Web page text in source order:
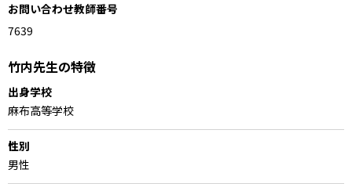
お問い合わせ教師番号
1176319
竹内先生の特徴
出身学校
麻布高等学校
性別
男性